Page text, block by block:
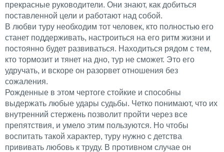
прекрасные руководители. Они знают, как добиться
поставленной цели и работают над собой.
В любви туру необходим тот человек, кто полностью его
станет поддерживать, настроиться на его ритм жизни и
постоянно будет развиваться. Находиться рядом с тем,
кто тормозит и тянет на дно, тур не сможет. Это его
удручать, и вскоре он разорвет отношения без
сожаления.
Рожденные в этом чертоге стойкие и способны
выдержать любые удары судьбы. Четко понимают, что их
внутренний стержень позволит пройти через все
препятствия, и умело этим пользуются. Но чтобы
воспитать такой характер, туру нужно с детства
прививать любовь к труду. В противном случае он